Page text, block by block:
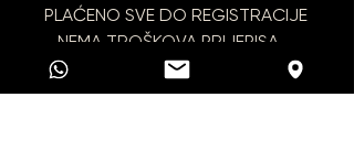
PLAĆENO SVE DO REGISTRACIJE
- NEMA TROŠKOVA PRIJEPISA
• VOZILO REDOVNO
SERVISIRANO I ODRŽAVANO